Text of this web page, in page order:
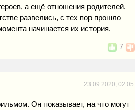
а ещё отношения родителей.
развелись, с тех пор прошло
начинается их история.
7
23.09.2020, 02:05
Он показывает, на что могут